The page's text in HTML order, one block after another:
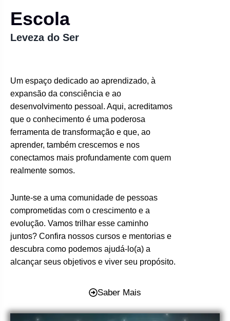
Escola
Leveza do Ser
Um espaço dedicado ao aprendizado, à
expansão da consciência e ao
desenvolvimento pessoal. Aqui, acreditamos
que o conhecimento é uma poderosa
ferramenta de transformação e que, ao
aprender, também crescemos e nos
conectamos mais profundamente com quem
realmente somos.
Junte-se a uma comunidade de pessoas
comprometidas com o crescimento e a
evolução. Vamos trilhar esse caminho
juntos? Confira nossos cursos e mentorias e
descubra como podemos ajudá-lo(a) a
alcançar seus objetivos e viver seu propósito.
Saber Mais